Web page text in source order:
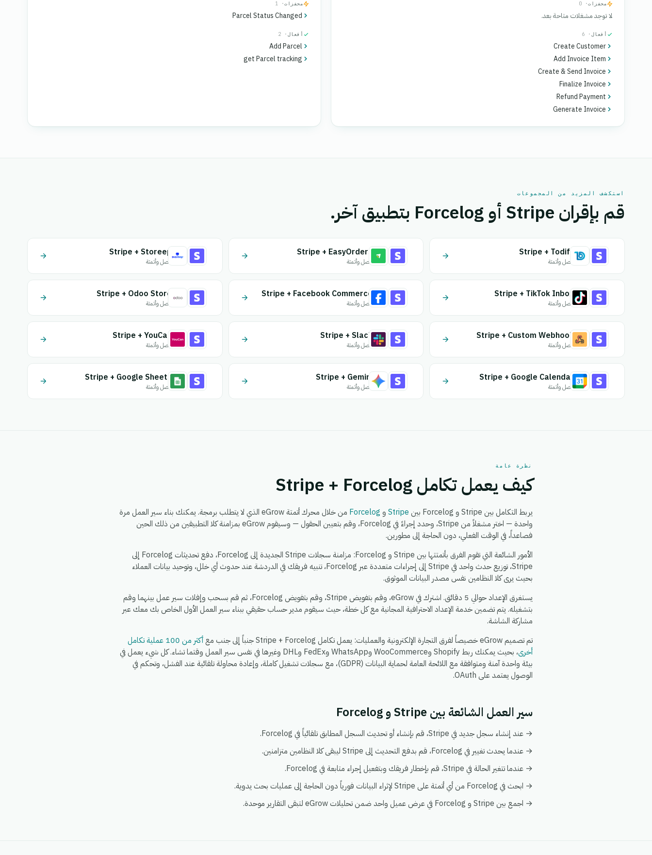
محفزات· 0
لا توجد مشغلات متاحة بعد.
أفعال · 6
Create Customer
Add Invoice Item
Create & Send Invoice
Finalize Invoice
Refund Payment
Generate Invoice
محفزات· 1
Parcel Status Changed
أفعال · 2
Add Parcel
get Parcel tracking
استكشف المزيد من المجموعات
قم بإقران Stripe أو Forcelog بتطبيق آخر.
Stripe + Todify
اتصل وأتمتة
Stripe + EasyOrders
اتصل وأتمتة
Stripe + Storeep
اتصل وأتمتة
Stripe + TikTok Inbox
اتصل وأتمتة
Stripe + Facebook Commerce
اتصل وأتمتة
Stripe + Odoo Store
اتصل وأتمتة
Stripe + Custom Webhook
اتصل وأتمتة
Stripe + Slack
اتصل وأتمتة
Stripe + YouCan
اتصل وأتمتة
Stripe + Google Calendar
اتصل وأتمتة
Stripe + Gemini
اتصل وأتمتة
Stripe + Google Sheets
اتصل وأتمتة
نظرة عامة
كيف يعمل تكامل Stripe + Forcelog
يربط التكامل بين Stripe و Forcelog بين Stripe و Forcelog
من خلال محرك أتمتة eGrow الذي لا يتطلب برمجة. يمكنك بناء سير العمل مرة
واحدة — اختر مشغلاً من Stripe، وحدد إجراءً في Forcelog، وقم بتعيين الحقول — وسيقوم eGrow بمزامنة كلا التطبيقين من ذلك الحين
فصاعداً، في الوقت الفعلي، دون الحاجة إلى مطورين.
الأمور الشائعة التي تقوم الفرق بأتمتتها بين Stripe و Forcelog: مزامنة سجلات Stripe الجديدة إلى Forcelog، دفع تحديثات Forcelog إلى
Stripe، توزيع حدث واحد في Stripe إلى إجراءات متعددة عبر Forcelog، تنبيه فريقك في الدردشة عند حدوث أي خلل، وتوحيد بيانات العملاء
بحيث يرى كلا النظامين نفس مصدر البيانات الموثوق.
يستغرق الإعداد حوالي 5 دقائق. اشترك في eGrow، وقم بتفويض Stripe، وقم بتفويض Forcelog، ثم قم بسحب وإفلات سير عمل بينهما وقم
بتشغيله. يتم تضمين خدمة الإعداد الاحترافية المجانية مع كل خطة، حيث سيقوم مدير حساب حقيقي ببناء سير العمل الأول الخاص بك معك عبر
مشاركة الشاشة.
تم تصميم eGrow خصيصاً لفرق التجارة الإلكترونية والعمليات: يعمل تكامل Stripe + Forcelog جنباً إلى جنب مع
أكثر من 100 عملية تكامل
أخرى
، بحيث يمكنك ربط Shopify وWooCommerce وWhatsApp وFedEx وDHL وغيرها في نفس سير العمل وقتما تشاء. كل شيء يعمل في
بيئة واحدة آمنة ومتوافقة مع اللائحة العامة لحماية البيانات (GDPR)، مع سجلات تشغيل كاملة، وإعادة محاولة تلقائية عند الفشل، وتحكم في
الوصول يعتمد على OAuth.
سير العمل الشائعة بين Stripe و Forcelog
→ عند إنشاء سجل جديد في Stripe، قم بإنشاء أو تحديث السجل المطابق تلقائياً في Forcelog.
→ عندما يحدث تغيير في Forcelog، قم بدفع التحديث إلى Stripe ليبقى كلا النظامين متزامنين.
→ عندما تتغير الحالة في Stripe، قم بإخطار فريقك وبتفعيل إجراء متابعة في Forcelog.
→ ابحث في Forcelog من أي أتمتة على Stripe لإثراء البيانات فورياً دون الحاجة إلى عمليات بحث يدوية.
→ اجمع بين Stripe و Forcelog في عرض عميل واحد ضمن تحليلات eGrow لتبقى التقارير موحدة.